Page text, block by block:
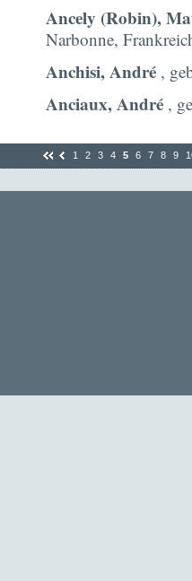
Ancely (Robin),
Narbonne,
Anchisi, André ,
Anciaux, André ,
1 2 3 4 5 6 7 8 9